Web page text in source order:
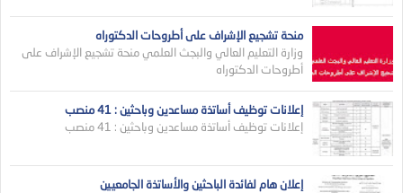
منحة تشجيع الإشراف على أطروحات الدكتوراه
وزارة التعليم العالي والبجث العلمي منحة تشجيع الإشراف على
أطروحات الدكتوراه
إعلانات توظيف أساتذة مساعدين وباحثين : 41 منصب
إعلانات توظيف أساتذة مساعدين وباحثين : 41 منصب
إعلان هام لفائدة الباحثين والأساتذة الجامعيين